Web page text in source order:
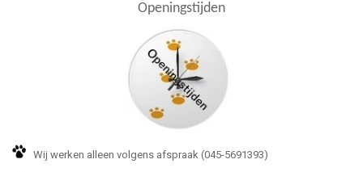
Openingstijden
Wij werken alleen volgens afspraak (045-5691393)